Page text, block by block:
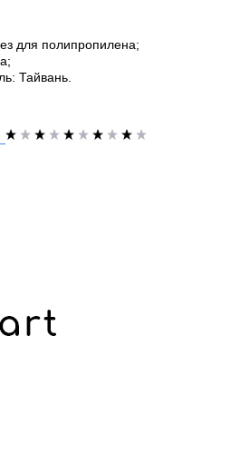
для полипропилена;
Тайвань.